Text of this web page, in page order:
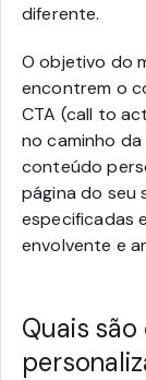
diferente.
O objetivo do
encontrem o
CTA (call to
no caminho
conteúdo
página do seu
especificadas
envolvente e
Quais